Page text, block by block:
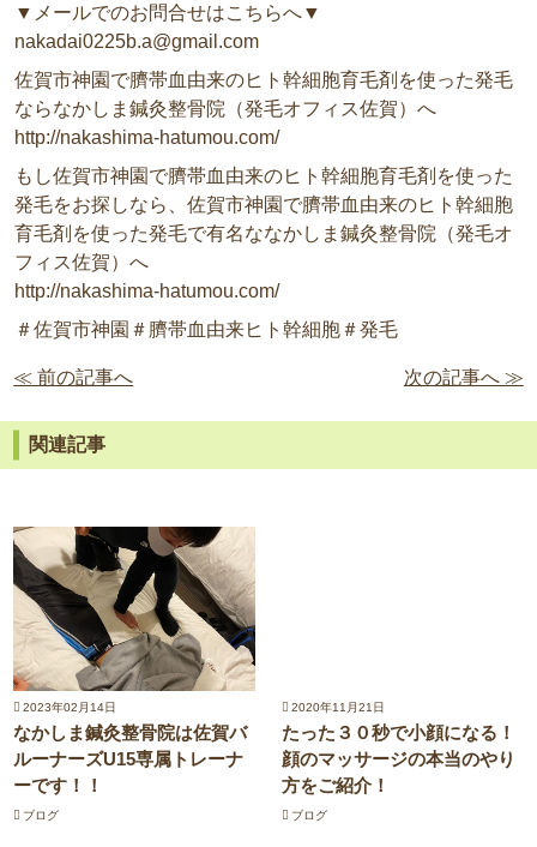
▼メールでのお問合せはこちらへ▼
nakadai0225b.a@gmail.com
佐賀市神園で臍帯血由来のヒト幹細胞育毛剤を使った発毛
ならなかしま鍼灸整骨院（発毛オフィス佐賀）へ
http://nakashima-hatumou.com/
もし佐賀市神園で臍帯血由来のヒト幹細胞育毛剤を使った
発毛をお探しなら、佐賀市神園で臍帯血由来のヒト幹細胞
育毛剤を使った発毛で有名ななかしま鍼灸整骨院（発毛オ
フィス佐賀）へ
http://nakashima-hatumou.com/
＃佐賀市神園＃臍帯血由来ヒト幹細胞＃発毛
≪ 前の記事へ 次の記事へ ≫
関連記事
2023年02月14日
なかしま鍼灸整骨院は佐賀バ
ルーナーズU15専属トレーナ
ーです！！
ブログ
2020年11月21日
たった３０秒で小顔になる！
顔のマッサージの本当のやり
方をご紹介！
ブログ